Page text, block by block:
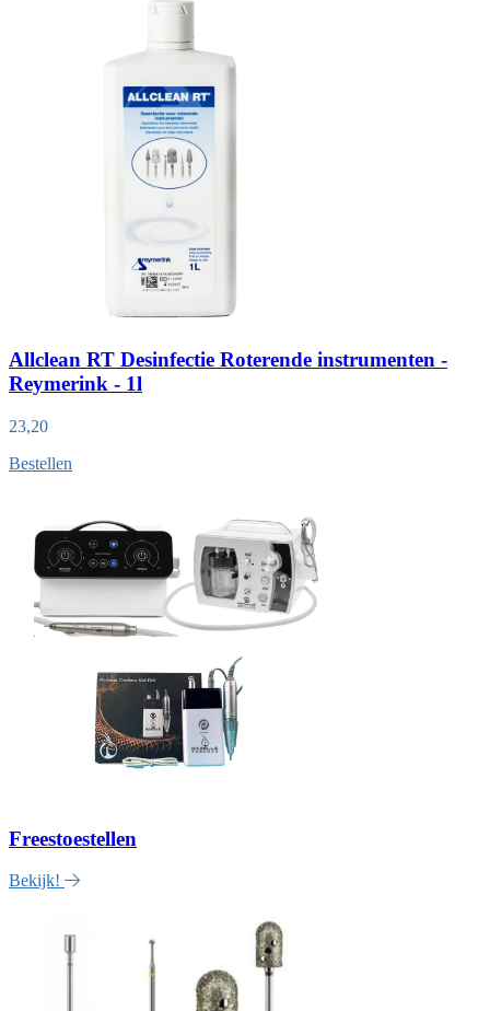
Allclean RT Desinfectie Roterende instrumenten -
Reymerink - 1l
23,20
Bestellen
Freestoestellen
Bekijk!